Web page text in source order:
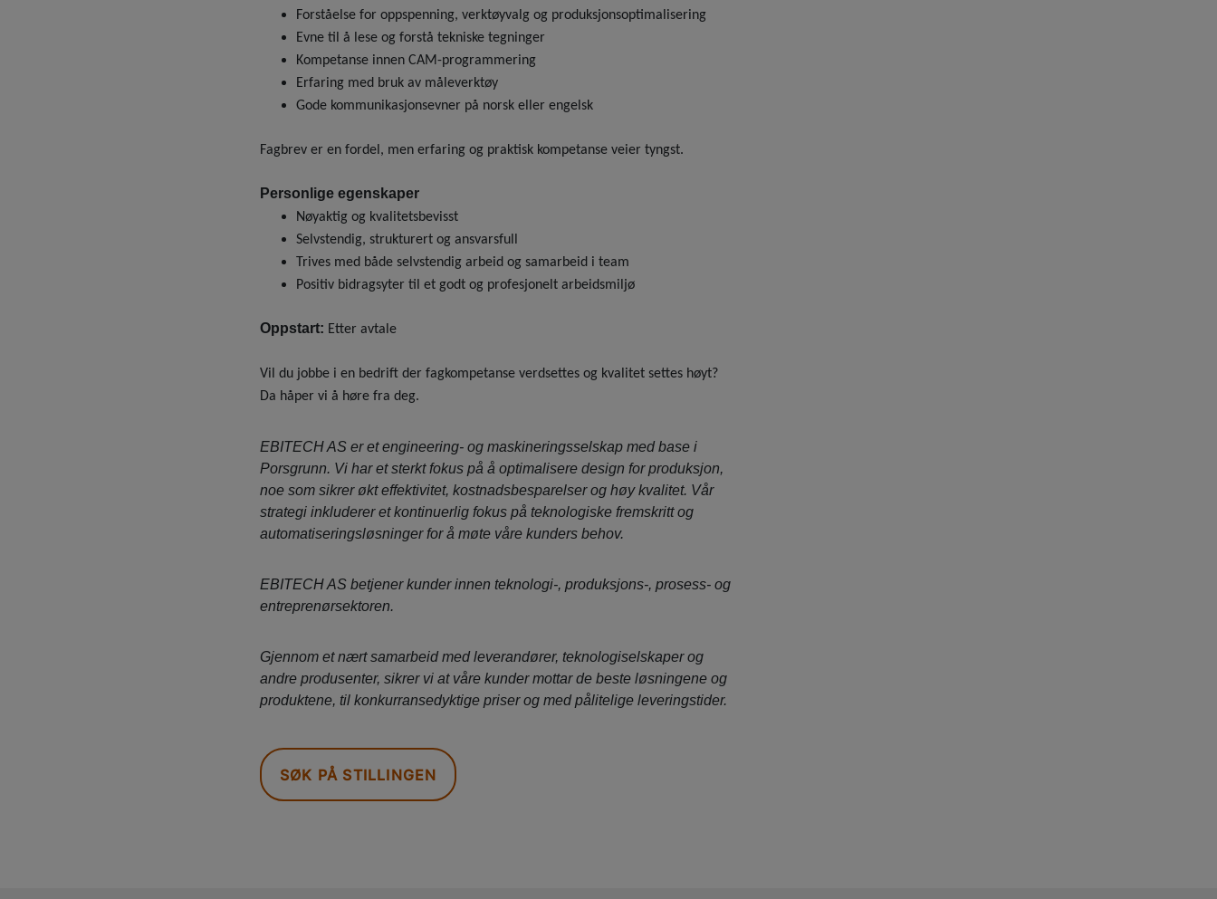
Forståelse for oppspenning, verktøyvalg og produksjonsoptimalisering
Evne til å lese og forstå tekniske tegninger
Kompetanse innen CAM-programmering
Erfaring med bruk av måleverktøy
Gode kommunikasjonsevner på norsk eller engelsk
Fagbrev er en fordel, men erfaring og praktisk kompetanse veier tyngst.
Personlige egenskaper
Nøyaktig og kvalitetsbevisst
Selvstendig, strukturert og ansvarsfull
Trives med både selvstendig arbeid og samarbeid i team
Positiv bidragsyter til et godt og profesjonelt arbeidsmiljø
Oppstart: Etter avtale
Vil du jobbe i en bedrift der fagkompetanse verdsettes og kvalitet settes høyt?
Da håper vi å høre fra deg.
EBITECH AS er et engineering- og maskineringsselskap med base i
Porsgrunn. Vi har et sterkt fokus på å optimalisere design for produksjon,
noe som sikrer økt effektivitet, kostnadsbesparelser og høy kvalitet. Vår
strategi inkluderer et kontinuerlig fokus på teknologiske fremskritt og
automatiseringsløsninger for å møte våre kunders behov.
​EBITECH AS betjener kunder innen teknologi-, produksjons-, prosess- og
entreprenørsektoren.
​Gjennom et nært samarbeid med leverandører, teknologiselskaper og
andre produsenter, sikrer vi at våre kunder mottar de beste løsningene og
produktene, til konkurransedyktige priser og med pålitelige leveringstider.
SØK PÅ STILLINGEN